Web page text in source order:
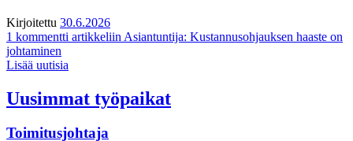
Kirjoitettu 30.6.2026
1 kommentti artikkeliin Asiantuntija: Kustannusohjauksen haaste on
johtaminen
Lisää uutisia
Uusimmat työpaikat
Toimitusjohtaja